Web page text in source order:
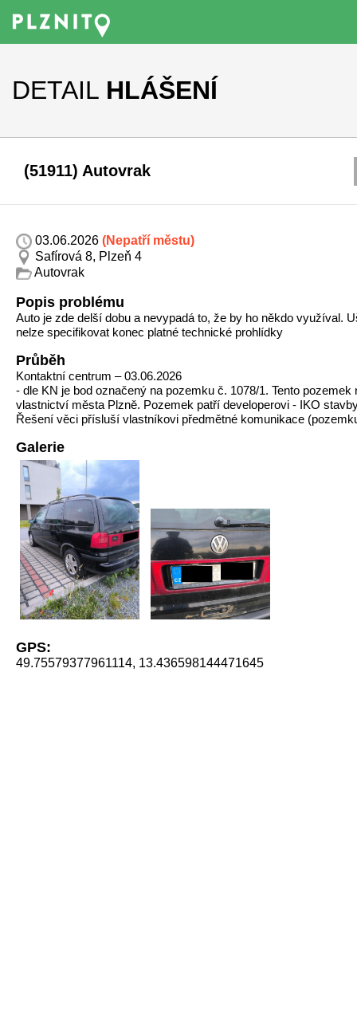
DETAIL HLÁŠENÍ
(51911) Autovrak
03.06.2026 (Nepatří městu)
Safírová 8, Plzeň 4
Autovrak
Popis problému
Auto je zde delší dobu a nevypadá to, že by ho někdo využíval.
nelze specifikovat konec platné technické prohlídky
Průběh
Kontaktní centrum – 03.06.2026
- dle KN je bod označený na pozemku č. 1078/1. Tento pozemek
vlastnictví města Plzně. Pozemek patří developerovi - IKO
Řešení věci přísluší vlastníkovi předmětné komunikace
Galerie
GPS:
49.75579377961114, 13.436598144471645